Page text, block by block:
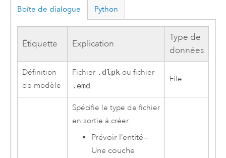
Boîte de dialogue Python
Étiquette Explication
Type de
données
Définition
de modèle
Fichier .dlpkou fichier
.emd.
File
Spécifie le type de fichier
en sortie à créer.
Prévoir l’entité—
Une couche